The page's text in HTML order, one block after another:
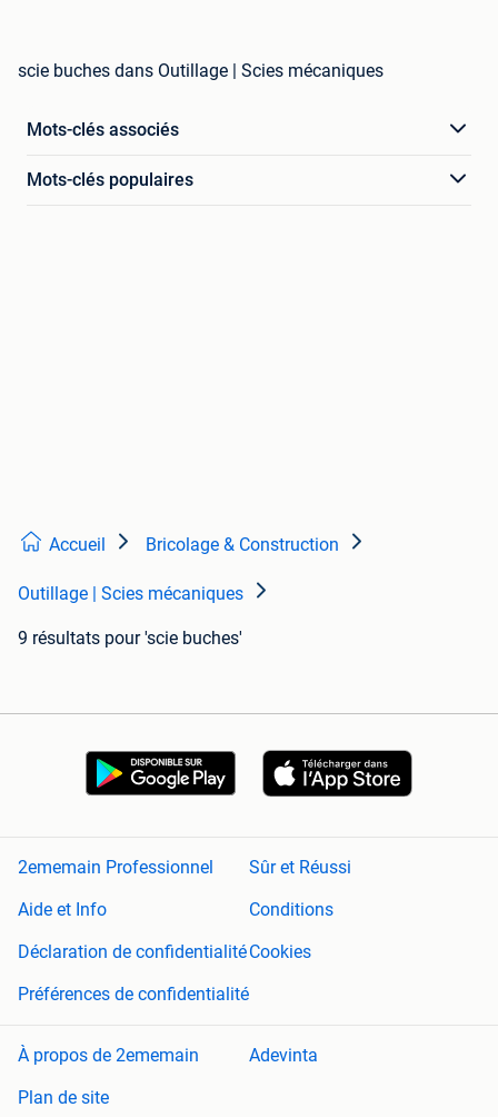
scie buches dans Outillage | Scies mécaniques
Mots-clés associés
Mots-clés populaires
Accueil Bricolage & Construction
Outillage | Scies mécaniques
9 résultats pour 'scie buches'
2ememain Professionnel
Sûr et Réussi
Aide et Info
Conditions
Déclaration de confidentialitéCookies
Préférences de confidentialité
À propos de 2ememain
Adevinta
Plan de site